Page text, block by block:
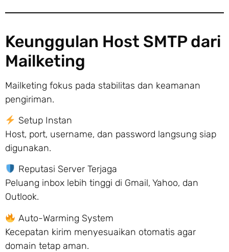
Keunggulan Host SMTP dari
Mailketing
Mailketing fokus pada stabilitas dan keamanan
pengiriman.
Setup Instan
Host, port, username, dan password langsung siap
digunakan.
Reputasi Server Terjaga
Peluang inbox lebih tinggi di Gmail, Yahoo, dan
Outlook.
Auto-Warming System
Kecepatan kirim menyesuaikan otomatis agar
domain tetap aman.